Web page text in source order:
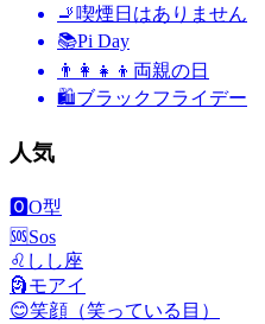
🚬 喫煙日はありません
📚Pi Day
👨‍👩‍👧‍👦 両親の日
🛍ブラックフライデー
人気
🅾️O型
🆘Sos
♌ しし座
🗿モアイ
😊笑顔（笑っている目）